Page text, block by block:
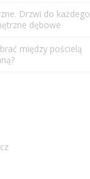
Drzwi do każdego
dębowe
między pościelą